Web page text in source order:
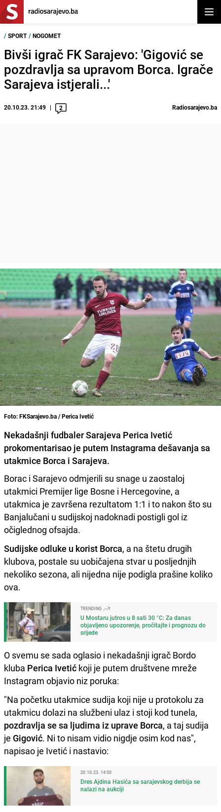
/ SPORT / NOGOMET
Bivši igrač FK Sarajevo: 'Gigović se
pozdravlja sa upravom Borca. Igrače
Sarajeva istjerali...'
20.10.23. 21:49 2 Radiosarajevo.ba
Foto: FKSarajevo.ba / Perica Ivetić
Nekadašnji fudbaler Sarajeva Perica Ivetić
prokomentarisao je putem Instagrama dešavanja sa
utakmice Borca i Sarajeva.
Borac i Sarajevo odmjerili su snage u zaostaloj
utakmici Premijer lige Bosne i Hercegovine, a
utakmica je završena rezultatom 1:1 i to nakon što su
Banjalučani u sudijskoj nadoknadi postigli gol iz
očiglednog ofsajda.
Sudijske odluke u korist Borca, a na štetu drugih
klubova, postale su uobičajena stvar u posljednjih
nekoliko sezona, ali nijedna nije podigla prašine koliko
ova.
TRENDING
U Mostaru jutros u 8 sati 30 °C: Za danas
objavljeno upozorenje, pročitajte i prognozu do
srijede
O svemu se sada oglasio i nekadašnji igrač Bordo
kluba Perica Ivetić koji je putem društvene mreže
Instagram objavio niz poruka:
"Na početku utakmice sudija koji nije u protokolu za
utakmicu dolazi na službeni ulaz i stoji kod tunela,
pozdravlja se sa ljudima iz uprave Borca, a taj sudija
je Gigović. Ni to nisam vidio nigdje osim kod nas",
napisao je Ivetić i nastavio:
20.10.23. 14:50
Dres Ajdina Hasića sa sarajevskog derbija se
nalazi na aukciji